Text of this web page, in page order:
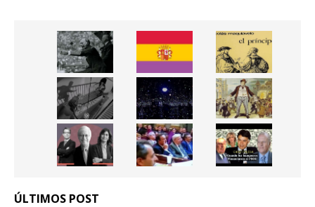
ÚLTIMOS POST